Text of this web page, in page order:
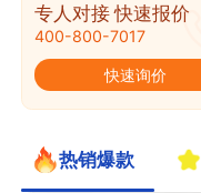
专人对接 快速报价
400-800-7017
快速询价
热销爆款